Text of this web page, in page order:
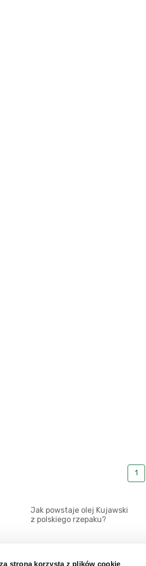
strona korzysta z plików cookie
1
Jak powstaje olej Kujawski
z polskiego rzepaku?